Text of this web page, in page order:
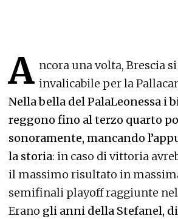
A ncora una volta, Brescia
invalicabile per la
Nella bella del PalaLeonessa i
reggono fino al terzo quarto
sonoramente, mancando
la storia: in caso di vittoria
il massimo risultato in
semifinali playoff raggiunte nel
Erano gli anni della Stefanel, di